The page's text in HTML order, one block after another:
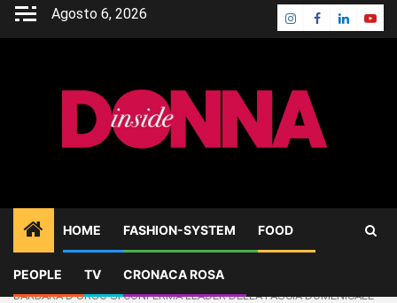
Skip
Agosto 6, 2026 Instagram
Facebook
Linkedin
HOME FASHION-SYSTEM FOOD
PEOPLE TV CRONACA ROSA
Home
FASHION-SYSTEM
BARBARA D’URSO SI CONFERMA LEADER DELLA FASCIA DOMENICALE